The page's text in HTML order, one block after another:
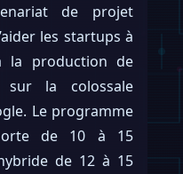
de projet
les startups à
la production de
sur la colossale
Le programme
de 10 à 15
de 12 à 15